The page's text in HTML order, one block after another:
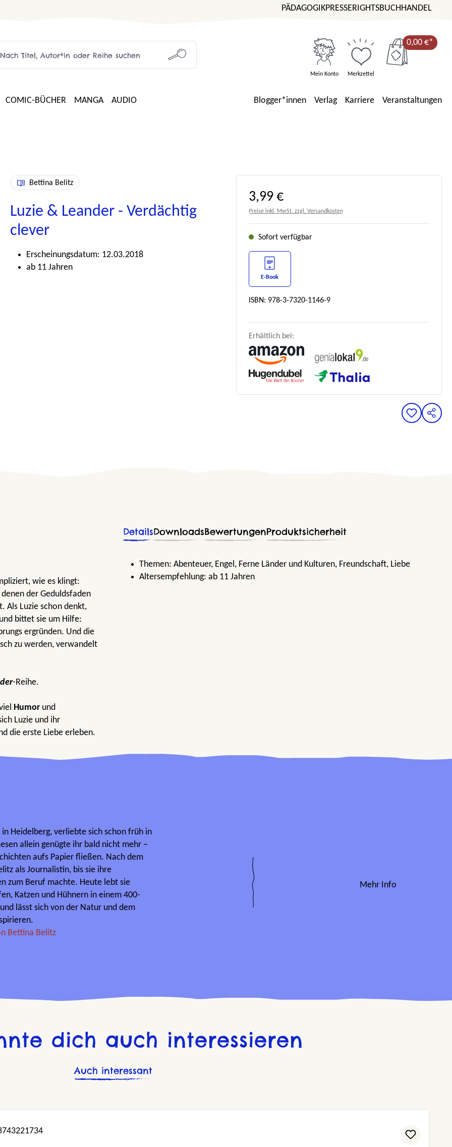
PÄDAGOGIKPRESSERIGHTSBUCHHANDEL
Mein Konto Merkzettel
0,00 €*
COMIC-BÜCHER MANGA AUDIO Blogger*innen Verlag Karriere Veranstaltungen
Bettina Belitz
Luzie & Leander - Verdächtig
clever
Erscheinungsdatum: 12.03.2018
ab 11 Jahren
Regulärer Preis:
3,99 €
Preise inkl. MwSt. zzgl. Versandkosten
Sofort verfügbar
E-Book
ISBN: 978-3-7320-1146-9
Erhältlich bei:
wie es klingt:
der Geduldsfaden
Als Luzie schon denkt,
bittet sie um Hilfe:
ergründen. Und die
zu werden, verwandelt
-Reihe.
Humor und
Luzie und ihr
die erste Liebe erleben.
DetailsDownloadsBewertungenProduktsicherheit
Themen: Abenteuer, Engel, Ferne Länder und Kulturen, Freundschaft, Liebe
Altersempfehlung: ab 11 Jahren
Heidelberg, verliebte sich schon früh in
allein genügte ihr bald nicht mehr –
aufs Papier fließen. Nach dem
als Journalistin, bis sie ihre
zum Beruf machte. Heute lebt sie
Katzen und Hühnern in einem 400-
lässt sich von der Natur und dem
Bettina Belitz
Mehr Info
dich auch interessieren
Auch interessant